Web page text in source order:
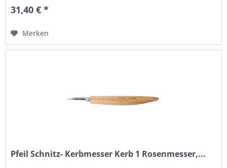
31,40 € *
Merken
Pfeil Schnitz- Kerbmesser Kerb 1 Rosenmesser,...